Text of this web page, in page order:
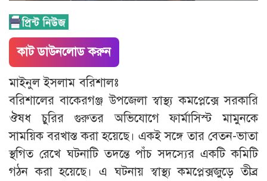
কাট ডাউনলোড করুন
মাইনুল ইসলাম বরিশালঃ
বরিশালের বাকেরগঞ্জ উপজেলা স্বাস্থ্য কমপ্লেক্সে সরকারি
ঔষধ চুরির গুরুতর অভিযোগে ফার্মাসিস্ট মামুনকে
সাময়িক বরখাস্ত করা হয়েছে। একই সঙ্গে তার বেতন-ভাতা
স্থগিত রেখে ঘটনাটি তদন্তে পাঁচ সদস্যের একটি কমিটি
গঠন করা হয়েছে। এ ঘটনায় স্বাস্থ্য কমপ্লেক্সজুড়ে তীব্র